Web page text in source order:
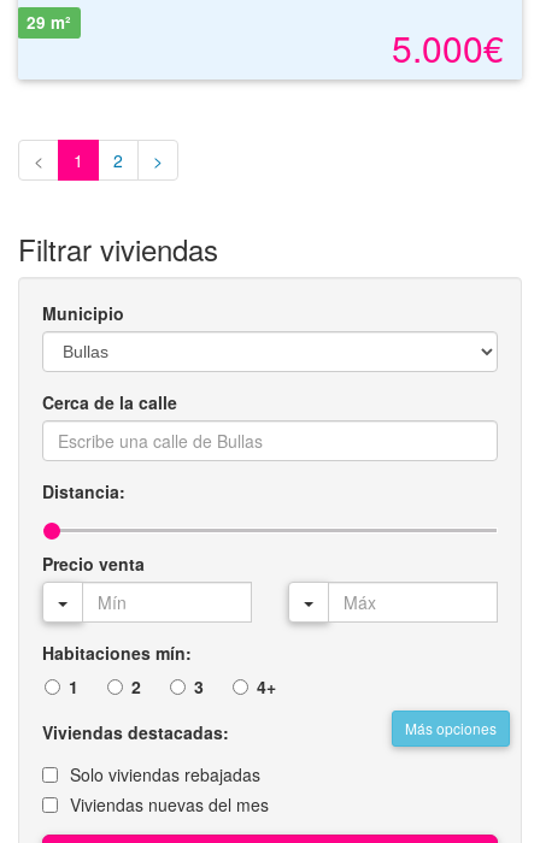
5.000€
29 m²
< 1 2 >
Filtrar viviendas
Municipio
Cerca de la calle
Distancia:
Precio venta
Habitaciones mín:
1
2 3 4+
Más opciones
Viviendas destacadas:
Solo viviendas rebajadas
Viviendas nuevas del mes